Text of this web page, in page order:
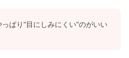
ぱり"目にしみにくい"のがいい